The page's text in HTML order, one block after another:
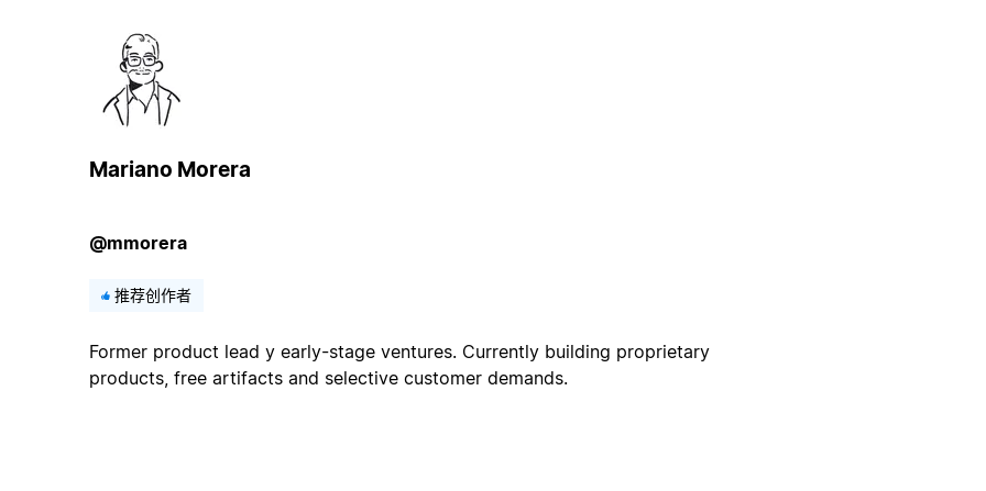
Mariano Morera
@mmorera
推荐创作者
Former product lead y early-stage ventures. Currently building proprietary
products, free artifacts and selective customer demands.